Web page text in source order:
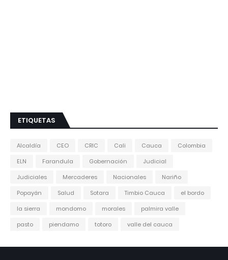
ETIQUETAS
Alcaldía CEO CRIC Cali Cauca
Colombia
ELN
Farandula Gobernación
Judicial
Judiciales
Mercaderes Nacionales
Nariño
Popayán
Salud Sotara Timbio Cauca
el bordo
la sierra
mondomo morales
palmira valle
pasto
piendamo totoro valle del cauca